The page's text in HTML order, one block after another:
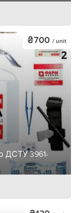
ДСТУ 3961-
₴700 / unit